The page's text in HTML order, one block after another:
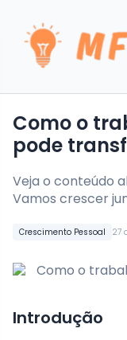
Crescimento Pessoal 27
Como o
pode
Veja o conteúdo
Vamos crescer
Introdução